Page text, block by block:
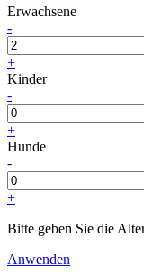
Erwachsene
-
+
Kinder
-
+
Hunde
-
+
Bitte geben Sie die
Anwenden